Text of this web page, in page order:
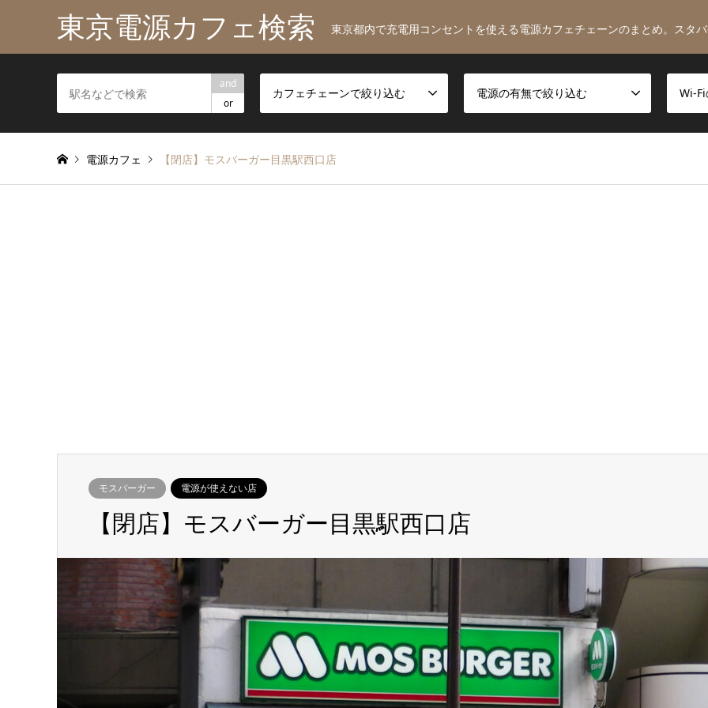
東京電源カフェ検索 東京都内で充電用コンセントを使える電源カフェチェーンのまとめ。スタ
and
or
カフェチェーンで絞り込む 電源の有無で絞り込む Wi-
電源カフェ 【閉店】モスバーガー目黒駅西口店
モスバーガー 電源が使えない店
【閉店】モスバーガー目黒駅西口店